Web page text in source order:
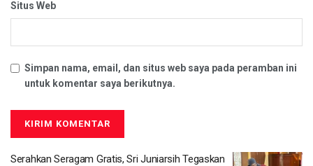
Situs Web
Simpan nama, email, dan situs web saya pada peramban ini
untuk komentar saya berikutnya.
Serahkan Seragam Gratis, Sri Juniarsih Tegaskan